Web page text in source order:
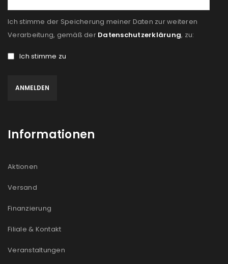
Ich stimme der Speicherung meiner Daten zur weiteren
Verarbeitung, gemäß der Datenschutzerklärung, zu:
Ich stimme zu
Informationen
Aktionen
Versand
Finanzierung
Filiale & Kontakt
Veranstaltungen